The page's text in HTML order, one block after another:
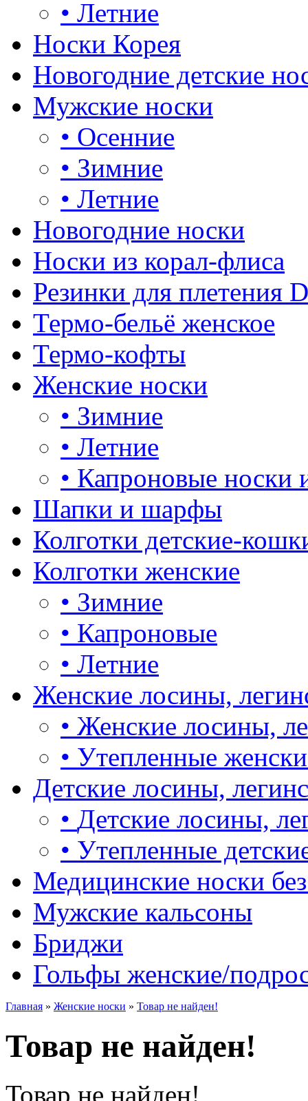
• Летние
Носки Корея
Новогодние детские
Мужские носки
• Осенние
• Зимние
• Летние
Новогодние носки
Носки из корал-флиса
Резинки для плетения
Термо-бельё женское
Термо-кофты
Женские носки
• Зимние
• Летние
• Капроновые носки
Шапки и шарфы
Колготки детские-
Колготки женские
• Зимние
• Капроновые
• Летние
Женские лосины,
• Женские лосины,
• Утепленные
Детские лосины,
• Детские лосины,
• Утепленные
Медицинские носки
Мужские кальсоны
Бриджи
Гольфы женские/
Главная » Женские носки » Товар не найден!
Товар не найден!
Товар не найден!